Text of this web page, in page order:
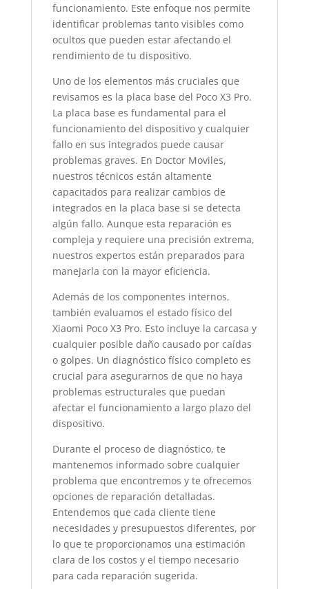
funcionamiento. Este enfoque nos permite
identificar problemas tanto visibles como
ocultos que pueden estar afectando el
rendimiento de tu dispositivo.
Uno de los elementos más cruciales que
revisamos es la placa base del Poco X3 Pro.
La placa base es fundamental para el
funcionamiento del dispositivo y cualquier
fallo en sus integrados puede causar
problemas graves. En Doctor Moviles,
nuestros técnicos están altamente
capacitados para realizar cambios de
integrados en la placa base si se detecta
algún fallo. Aunque esta reparación es
compleja y requiere una precisión extrema,
nuestros expertos están preparados para
manejarla con la mayor eficiencia.
Además de los componentes internos,
también evaluamos el estado físico del
Xiaomi Poco X3 Pro. Esto incluye la carcasa y
cualquier posible daño causado por caídas
o golpes. Un diagnóstico físico completo es
crucial para asegurarnos de que no haya
problemas estructurales que puedan
afectar el funcionamiento a largo plazo del
dispositivo.
Durante el proceso de diagnóstico, te
mantenemos informado sobre cualquier
problema que encontremos y te ofrecemos
opciones de reparación detalladas.
Entendemos que cada cliente tiene
necesidades y presupuestos diferentes, por
lo que te proporcionamos una estimación
clara de los costos y el tiempo necesario
para cada reparación sugerida.